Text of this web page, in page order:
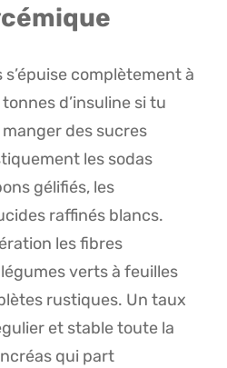
complètement à
d’insuline si tu
des sucres
les sodas
gélifiés, les
raffinés blancs.
les fibres
verts à feuilles
rustiques. Un taux
et stable toute la
qui part